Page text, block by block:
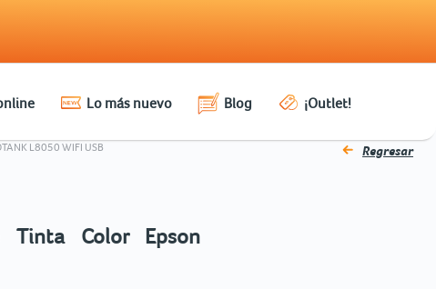
Lo más nuevo Blog ¡Outlet!
L8050 WIFI USB Regresar
Tinta Color Epson